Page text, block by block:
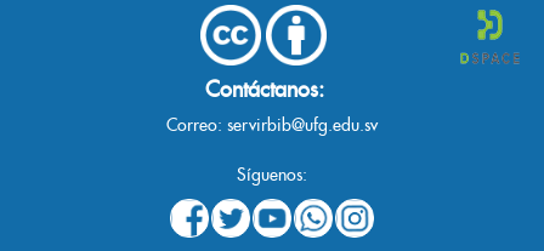
Contáctanos:
Correo: servirbib@ufg.edu.sv
Síguenos: